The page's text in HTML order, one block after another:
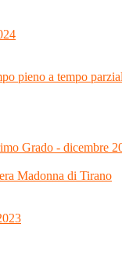
pieno a tempo
Grado - dicembre
Madonna di Tirano